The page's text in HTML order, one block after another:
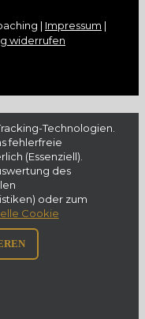
| Impressum |
widerrufen
Technologien.
fehlerfreie
(Essenziell).
des
oder zum
Cookie